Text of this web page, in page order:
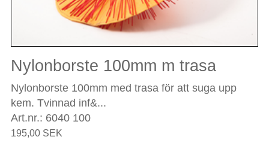
Nylonborste 100mm m trasa
Nylonborste 100mm med trasa för att suga upp
kem. Tvinnad inf&...
Art.nr.: 6040 100
195,00 SEK